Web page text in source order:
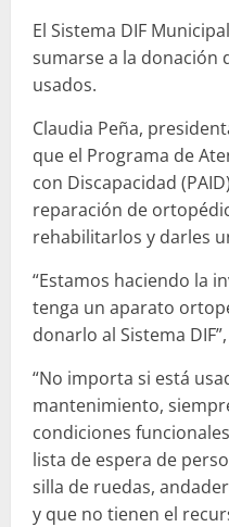
El Sistema DIF
sumarse a la donación
usados.
Claudia Peña,
que el Programa de
con Discapacidad
reparación de
rehabilitarlos y darles
“Estamos haciendo la
tenga un aparato
donarlo al Sistema
“No importa si está
mantenimiento,
condiciones
lista de espera de
silla de ruedas,
y que no tienen el